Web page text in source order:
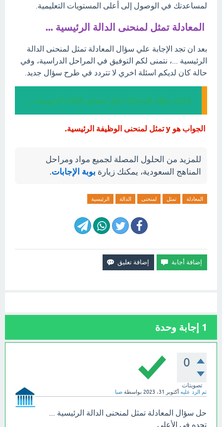
لمساعدتك في الوصول إلى أعلى المستويات التعليمية.
المعادلة تمثل لمنحنى الدالة الرئيسية ...
بعد ان تجد الإجابة علي سؤال المعادلة تمثل لمنحنى الدالة
الرئيسية ...، نتمنى لكم التوفيق في المراحل الدراسية، وفي
حالة كان لديكم اسئلة اخري لا تتردد في طرح سؤال جديد.
إجابة سؤال المعادلة تمثل لمنحنى الدالة الرئيسية ...
الجواب هو y تمثل لمنحنى الوظيفة الرئيسية.
للمزيد من الحلول المصلة لجميع مواد ومراحل
المناهج السعودية، يمكنك زيارة بوبة الإجابات.
المعادلة تمثل لمنحنى الدالة الرئيسية
1 إجابة وحدة
0
تصويتات
تم الرد عليه أكتوبر 31، 2023 بواسطة صبا
حل سؤال المعادلة تمثل لمنحنى الدالة الرئيسية ...
تجده في الأعلي